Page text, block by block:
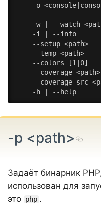
-o
-w | --watch
-i | --info
--setup <path>
--temp <path>
--colors [1|0]
--coverage
--coverage-src
-h | --help
-p <path>
Задаёт бинарник
использован для
это php .